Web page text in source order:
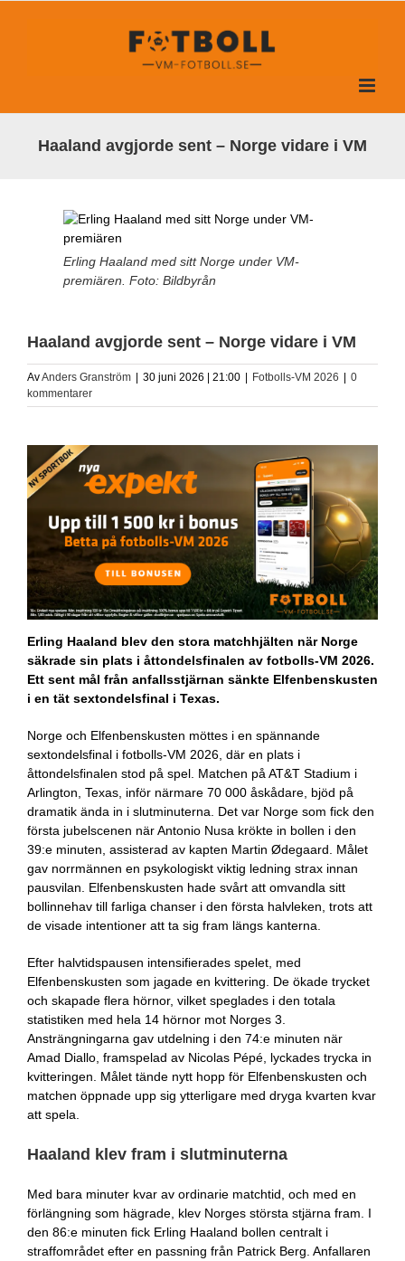
Haaland avgjorde sent – Norge vidare i VM
Erling Haaland med sitt Norge under VM-
premiären. Foto: Bildbyrån
Haaland avgjorde sent – Norge vidare i VM
AvAnders Granström | 30 juni 2026 | 21:00 | Fotbolls-VM 2026 | 0
kommentarer
Erling Haaland blev den stora matchhjälten när Norge
säkrade sin plats i åttondelsfinalen av fotbolls-VM 2026.
Ett sent mål från anfallsstjärnan sänkte Elfenbenskusten
i en tät sextondelsfinal i Texas.
Norge och Elfenbenskusten möttes i en spännande
sextondelsfinal i fotbolls-VM 2026, där en plats i
åttondelsfinalen stod på spel. Matchen på AT&T Stadium i
Arlington, Texas, inför närmare 70 000 åskådare, bjöd på
dramatik ända in i slutminuterna. Det var Norge som fick den
första jubelscenen när Antonio Nusa krökte in bollen i den
39:e minuten, assisterad av kapten Martin Ødegaard. Målet
gav norrmännen en psykologiskt viktig ledning strax innan
pausvilan. Elfenbenskusten hade svårt att omvandla sitt
bollinnehav till farliga chanser i den första halvleken, trots att
de visade intentioner att ta sig fram längs kanterna.
Efter halvtidspausen intensifierades spelet, med
Elfenbenskusten som jagade en kvittering. De ökade trycket
och skapade flera hörnor, vilket speglades i den totala
statistiken med hela 14 hörnor mot Norges 3.
Ansträngningarna gav utdelning i den 74:e minuten när
Amad Diallo, framspelad av Nicolas Pépé, lyckades trycka in
kvitteringen. Målet tände nytt hopp för Elfenbenskusten och
matchen öppnade upp sig ytterligare med dryga kvarten kvar
att spela.
Haaland klev fram i slutminuterna
Med bara minuter kvar av ordinarie matchtid, och med en
förlängning som hägrade, klev Norges största stjärna fram. I
den 86:e minuten fick Erling Haaland bollen centralt i
straffområdet efter en passning från Patrick Berg. Anfallaren